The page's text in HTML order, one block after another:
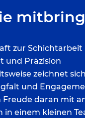
zur Schichtarbeit
und Präzision
zeichnet
und
Freude daran mit
in einem kleinen